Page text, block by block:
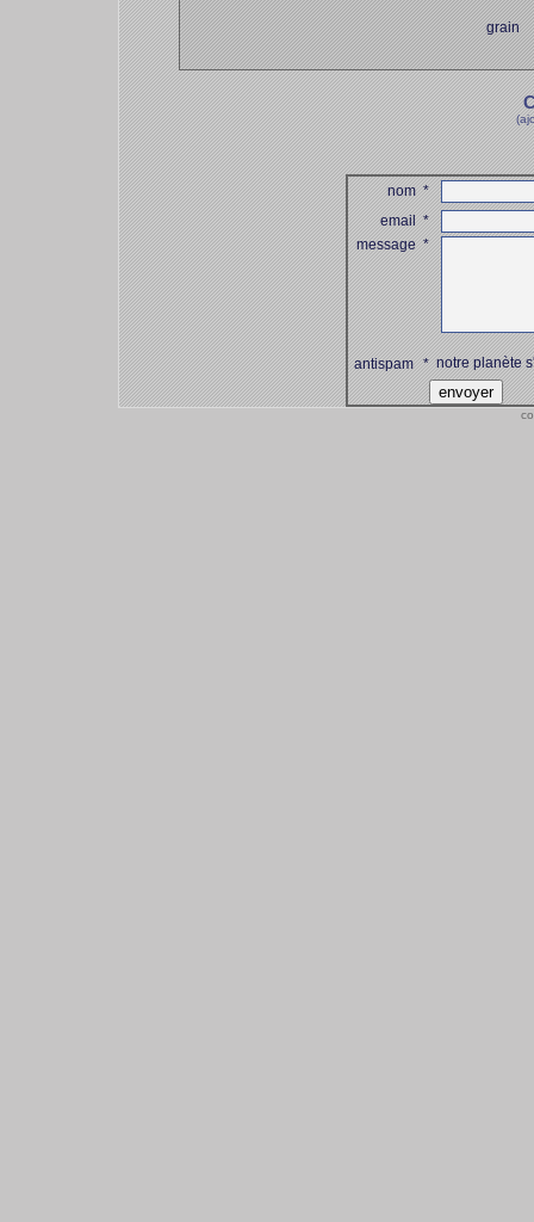
grain
nom*
email*
message*
antispam *notre planète